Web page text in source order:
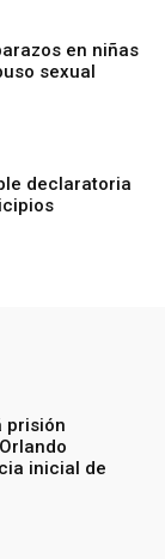
en niñas
sexual
declaratoria
prisión
inicial de